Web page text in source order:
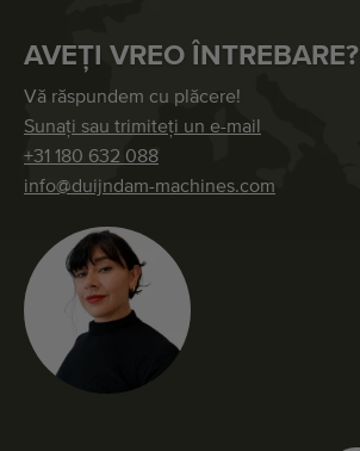
AVEȚI VREO ÎNTREBARE?
Vă răspundem cu plăcere!
Sunați sau trimiteți un e-mail
+31 180 632 088
info@duijndam-machines.com